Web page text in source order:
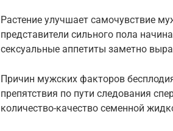
Растение улучшает самочувствие
представители сильного пола
сексуальные аппетиты заметно
Причин мужских факторов
препятствия по пути следования
количество-качество семенной